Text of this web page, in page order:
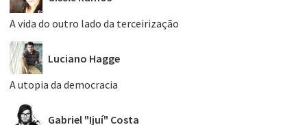
A vida do outro lado da terceirização
Luciano Hagge
A utopia da democracia
Gabriel "Ijuí" Costa